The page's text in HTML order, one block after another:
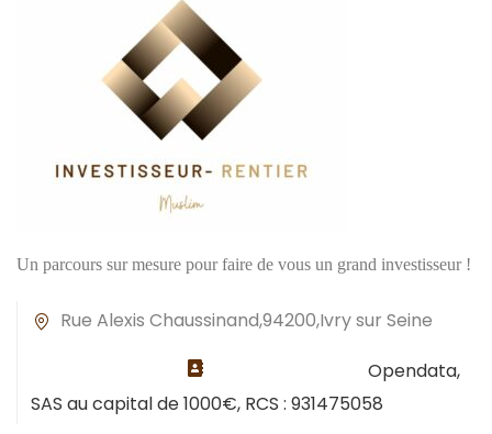
Un parcours sur mesure pour faire de vous un grand investisseur !
Rue Alexis Chaussinand,94200,Ivry sur Seine
Opendata,
SAS au capital de 1000€, RCS : 931475058